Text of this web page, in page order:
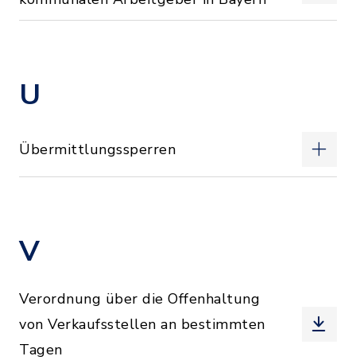
U
Übermittlungssperren
V
Verordnung über die Offenhaltung
von Verkaufsstellen an bestimmten
Tagen